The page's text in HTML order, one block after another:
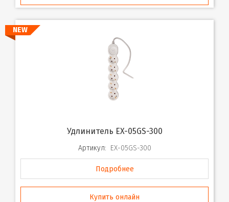
NEW
Удлинитель EX-05GS-300
Артикул: EX-05GS-300
Подробнее
Купить онлайн